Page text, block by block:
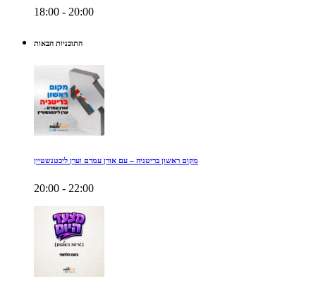
18:00 - 20:00
התוכניות הבאות
מקום ראשון בריטניה – עם אורן עמרם וערן ליכטנשטיין
20:00 - 22:00